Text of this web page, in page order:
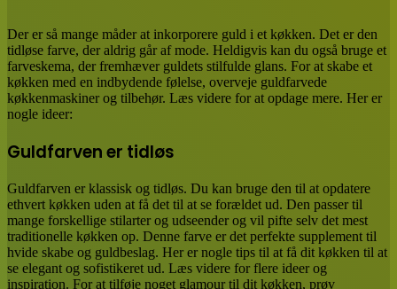
Der er så mange måder at inkorporere guld i et køkken. Det er den
tidløse farve, der aldrig går af mode. Heldigvis kan du også bruge et
farveskema, der fremhæver guldets stilfulde glans. For at skabe et
køkken med en indbydende følelse, overveje guldfarvede
køkkenmaskiner og tilbehør. Læs videre for at opdage mere. Her er
nogle ideer:
Guldfarven er tidløs
Guldfarven er klassisk og tidløs. Du kan bruge den til at opdatere
ethvert køkken uden at få det til at se forældet ud. Den passer til
mange forskellige stilarter og udseender og vil pifte selv det mest
traditionelle køkken op. Denne farve er det perfekte supplement til
hvide skabe og guldbeslag. Her er nogle tips til at få dit køkken til at
se elegant og sofistikeret ud. Læs videre for flere ideer og
inspiration. For at tilføje noget glamour til dit køkken, prøv